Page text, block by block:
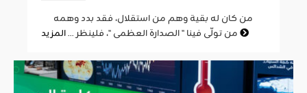
من تولّى فينا " الصدارة العظمى "، فلينظر ...